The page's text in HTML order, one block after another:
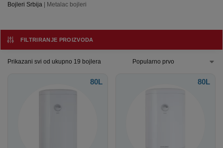
Bojleri Srbija Metalac bojleri
FILTRIRANJE PROIZVODA
Prikazani svi od ukupno 19 bojlera
80L 80L